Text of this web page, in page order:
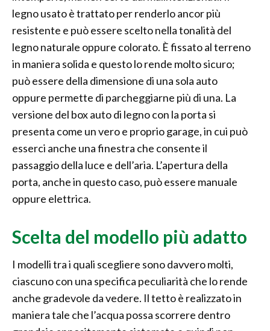
legno usato è trattato per renderlo ancor più
resistente e può essere scelto nella tonalità del
legno naturale oppure colorato. È fissato al terreno
in maniera solida e questo lo rende molto sicuro;
può essere della dimensione di una sola auto
oppure permette di parcheggiarne più di una. La
versione del box auto di legno con la porta si
presenta come un vero e proprio garage, in cui può
esserci anche una finestra che consente il
passaggio della luce e dell’aria. L’apertura della
porta, anche in questo caso, può essere manuale
oppure elettrica.
Scelta del modello più adatto
I modelli tra i quali scegliere sono davvero molti,
ciascuno con una specifica peculiarità che lo rende
anche gradevole da vedere. Il tetto è realizzato in
maniera tale che l’acqua possa scorrere dentro